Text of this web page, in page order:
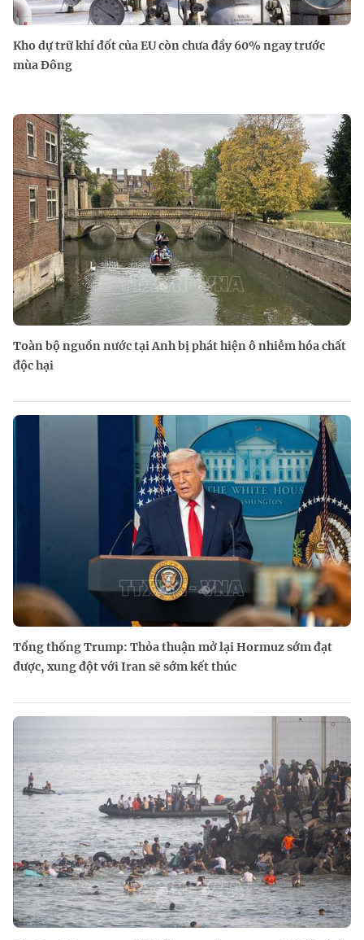
Kho dự trữ khí đốt của EU còn chưa đầy 60% ngay trước
mùa Đông
Toàn bộ nguồn nước tại Anh bị phát hiện ô nhiễm hóa chất
độc hại
Tổng thống Trump: Thỏa thuận mở lại Hormuz sớm đạt
được, xung đột với Iran sẽ sớm kết thúc